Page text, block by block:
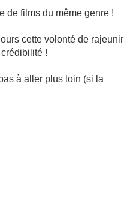
de films du même genre !
cette volonté de rajeunir
!
à aller plus loin (si la